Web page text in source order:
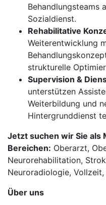
Behandlungsteams
Sozialdienst.
Rehabilitative
Weiterentwicklung
strukturelle
Supervision &
unterstützen
Weiterbildung und
Hintergrunddienst
Jetzt suchen wir Sie als
Bereichen: Oberarzt,
Neurorehabilitation,
Neuroradiologie, Vollzeit,
Über uns